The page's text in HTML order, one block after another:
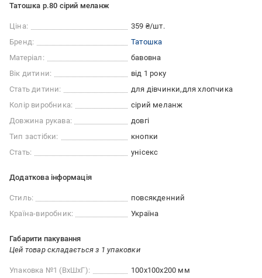
Татошка р.80 сірий меланж
Ціна:
359 ₴/шт.
Бренд:
Татошка
Матеріал:
бавовна
Вік дитини:
від 1 року
Стать дитини:
для дівчинки для хлопчика
Колір виробника:
сірий меланж
Довжина рукава:
довгі
Тип застібки:
кнопки
Стать:
унісекс
Додаткова інформація
Стиль:
повсякденний
Країна-виробник:
Україна
Габарити пакування
Цей товар складається з 1 упаковки
Упаковка №1 (ВхШхГ):
100x100x200 мм